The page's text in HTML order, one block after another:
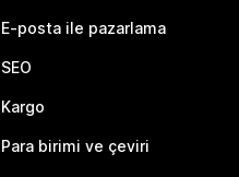
E-posta ile pazarlama
SEO
Kargo
Para birimi ve çeviri